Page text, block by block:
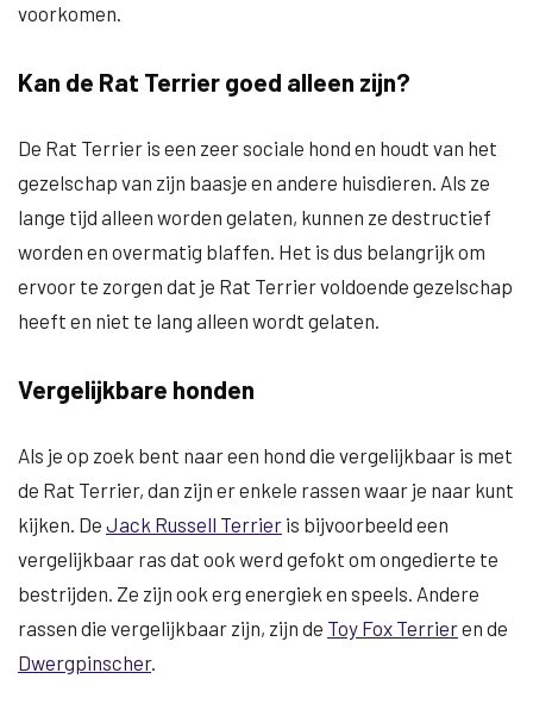
voorkomen.
Kan de Rat Terrier goed alleen zijn?
De Rat Terrier is een zeer sociale hond en houdt van het
gezelschap van zijn baasje en andere huisdieren. Als ze
lange tijd alleen worden gelaten, kunnen ze destructief
worden en overmatig blaffen. Het is dus belangrijk om
ervoor te zorgen dat je Rat Terrier voldoende gezelschap
heeft en niet te lang alleen wordt gelaten.
Vergelijkbare honden
Als je op zoek bent naar een hond die vergelijkbaar is met
de Rat Terrier, dan zijn er enkele rassen waar je naar kunt
kijken. De Jack Russell Terrier is bijvoorbeeld een
vergelijkbaar ras dat ook werd gefokt om ongedierte te
bestrijden. Ze zijn ook erg energiek en speels. Andere
rassen die vergelijkbaar zijn, zijn de Toy Fox Terrieren de
Dwergpinscher.